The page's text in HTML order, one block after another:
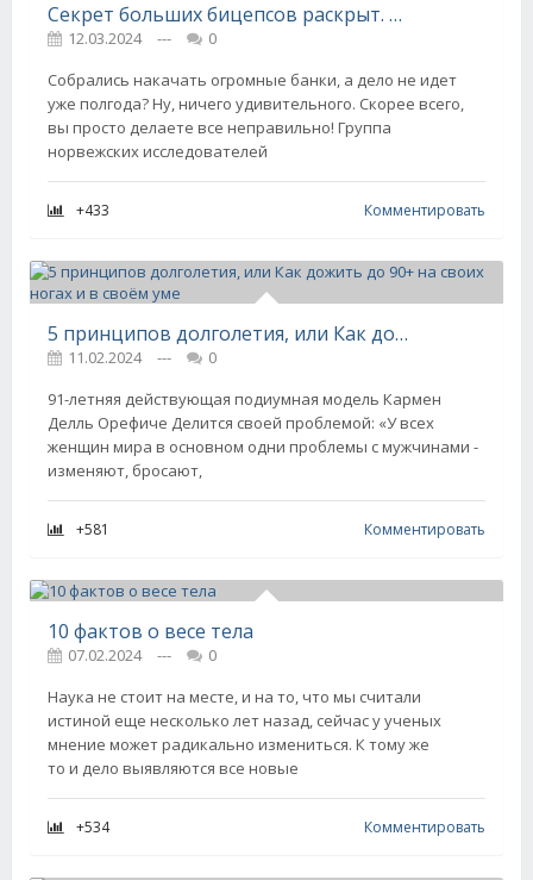
Секрет больших бицепсов раскрыт. Вы все делали неправильно, а вот, что нужно
12.03.2024 ---
0
Собрались накачать огромные банки, а дело не идет
уже полгода? Ну, ничего удивительного. Скорее всего,
вы просто делаете все неправильно! Группа
норвежских исследователей
+433 Комментировать
5 принципов долголетия, или Как дожить до 90+ на своих ногах и в своём уме
11.02.2024 ---
0
91-летняя действующая подиумная модель Кармен
Делль Орефиче Делится своей проблемой: «У всех
женщин мира в основном одни проблемы с мужчинами -
изменяют, бросают,
+581 Комментировать
10 фактов о весе тела
07.02.2024 ---
0
Наука не стоит на месте, и на то, что мы считали
истиной еще несколько лет назад, сейчас у ученых
мнение может радикально измениться. К тому же
то и дело выявляются все новые
+534 Комментировать